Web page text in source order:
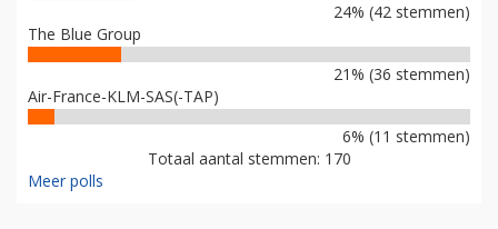
24% (42 stemmen)
The Blue Group
21% (36 stemmen)
Air-France-KLM-SAS(-TAP)
6% (11 stemmen)
Totaal aantal stemmen: 170
Meer polls